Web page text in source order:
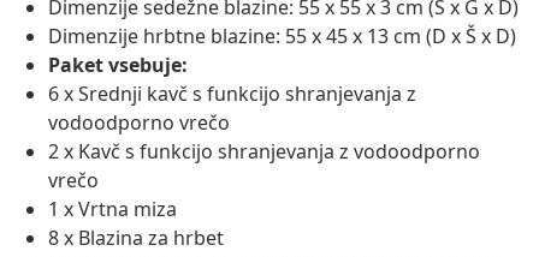
Dimenzije sedežne blazine: 55 x 55 x 3 cm (Š x G x D)
Dimenzije hrbtne blazine: 55 x 45 x 13 cm (D x Š x D)
Paket vsebuje:
6 x Srednji kavč s funkcijo shranjevanja z
vodoodporno vrečo
2 x Kavč s funkcijo shranjevanja z vodoodporno
vrečo
1 x Vrtna miza
8 x Blazina za hrbet